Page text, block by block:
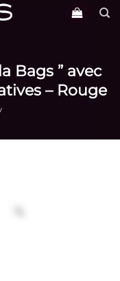
Bags ” avec
– Rouge